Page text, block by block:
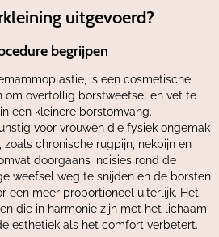
uitgevoerd?
begrijpen
is een cosmetische
om overtollig borstweefsel en vet te
een kleinere borstomvang.
voor vrouwen die fysiek ongemak
chronische rugpijn, nekpijn en
doorgaans incisies rond de
weefsel weg te snijden en de borsten
een meer proportioneel uiterlijk. Het
die in harmonie zijn met het lichaam
esthetiek als het comfort verbetert.